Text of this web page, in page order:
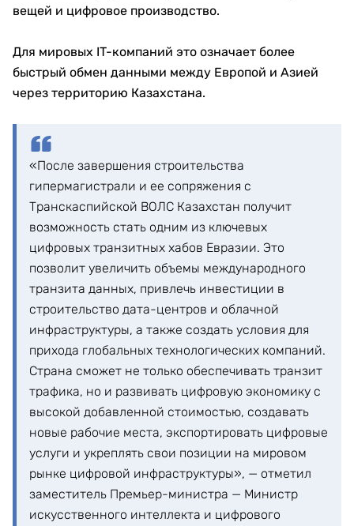
вещей и цифровое производство.
Для мировых IT-компаний это означает более
быстрый обмен данными между Европой и Азией
через территорию Казахстана.
«После завершения строительства
гипермагистрали и ее сопряжения с
Транскаспийской ВОЛС Казахстан получит
возможность стать одним из ключевых
цифровых транзитных хабов Евразии. Это
позволит увеличить объемы международного
транзита данных, привлечь инвестиции в
строительство дата-центров и облачной
инфраструктуры, а также создать условия для
прихода глобальных технологических компаний.
Страна сможет не только обеспечивать транзит
трафика, но и развивать цифровую экономику с
высокой добавленной стоимостью, создавать
новые рабочие места, экспортировать цифровые
услуги и укреплять свои позиции на мировом
рынке цифровой инфраструктуры», — отметил
заместитель Премьер-министра — Министр
искусственного интеллекта и цифрового